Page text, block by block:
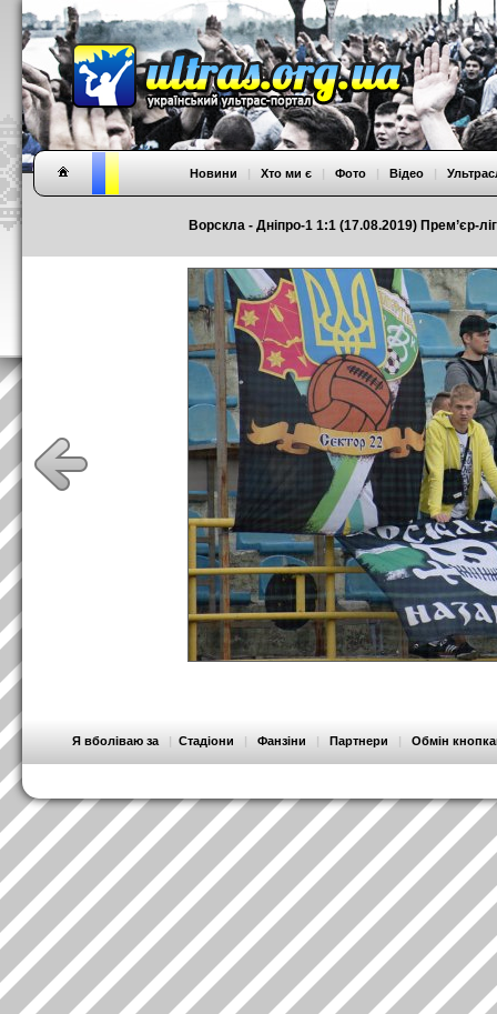
Ворскла - Дніпро-1 1:1 (17.08.2019) Прем’єр-
Новини | Хто ми є | Фото | Відео |
Я вболіваю за | Стадіони | Фанзіни | Партнери | Обмін